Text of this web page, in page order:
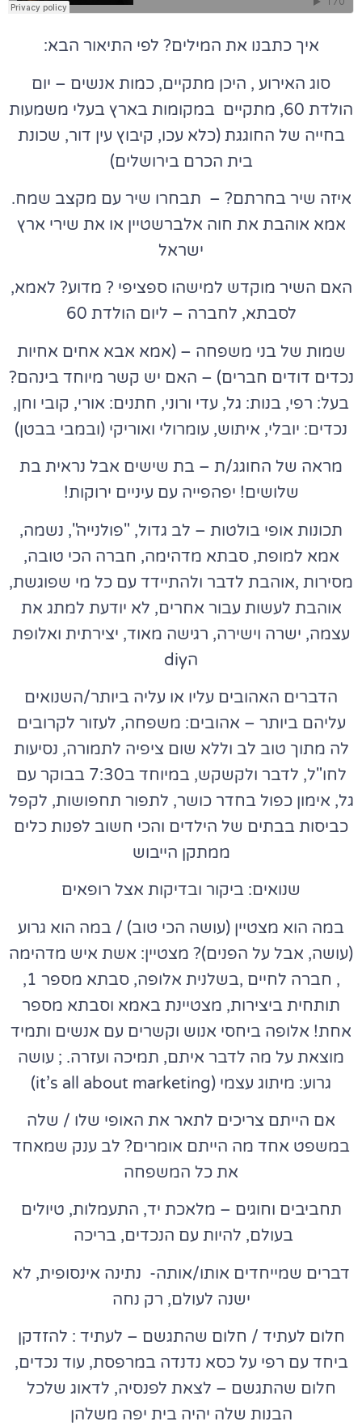
איך כתבנו את המילים? לפי התיאור הבא:
סוג האירוע , היכן מתקיים, כמות אנשים – יום
הולדת 60, מתקיים במקומות בארץ בעלי משמעות
בחייה של החוגגת (כלא עכו, קיבוץ עין דור, שכונת
בית הכרם בירושלים)
איזה שיר בחרתם? – תבחרו שיר עם מקצב שמח.
אמא אוהבת את חוה אלברשטיין או את שירי ארץ
ישראל
האם השיר מוקדש למישהו ספציפי ? מדוע? לאמא,
לסבתא, לחברה – ליום הולדת 60
שמות של בני משפחה – (אמא אבא אחים אחיות
נכדים דודים חברים) – האם יש קשר מיוחד בינהם?
בעל: רפי, בנות: גל, עדי ורוני, חתנים: אורי, קובי וחן,
נכדים: יובלי, איתוש, עומרולי ואוריקי (ובמבי בבטן)
מראה של החוגג/ת – בת שישים אבל נראית בת
שלושים! יפהפייה עם עיניים ירוקות!
תכונות אופי בולטות – לב גדול, "פולנייה", נשמה,
אמא למופת, סבתא מדהימה, חברה הכי טובה,
מסירות ,אוהבת לדבר ולהתיידד עם כל מי שפוגשת,
אוהבת לעשות עבור אחרים, לא יודעת למתג את
עצמה, ישרה וישירה, רגישה מאוד, יצירתית ואלופת
הdiy
הדברים האהובים עליו או עליה ביותר/השנואים
עליהם ביותר – אהובים: משפחה, לעזור לקרובים
לה מתוך טוב לב וללא שום ציפיה לתמורה, נסיעות
לחו"ל, לדבר ולקשקש, במיוחד ב7:30 בבוקר עם
גל, אימון כפול בחדר כושר, לתפור תחפושות, לקפל
כביסות בבתים של הילדים והכי חשוב לפנות כלים
ממתקן הייבוש
שנואים: ביקור ובדיקות אצל רופאים
במה הוא מצטיין (עושה הכי טוב) / במה הוא גרוע
(עושה, אבל על הפנים)? מצטיין: אשת איש מדהימה
, חברה לחיים ,בשלנית אלופה, סבתא מספר 1,
תותחית ביצירות, מצטיינת באמא וסבתא מספר
אחת! אלופה ביחסי אנוש וקשרים עם אנשים ותמיד
מוצאת על מה לדבר איתם, תמיכה ועזרה. ; עושה
גרוע: מיתוג עצמי (it’s all about marketing)
אם הייתם צריכים לתאר את האופי שלו / שלה
במשפט אחד מה הייתם אומרים? לב ענק שמאחד
את כל המשפחה
תחביבים וחוגים – מלאכת יד, התעמלות, טיולים
בעולם, להיות עם הנכדים, בריכה
דברים שמייחדים אותו/אותה- נתינה אינסופית, לא
ישנה לעולם, רק נחה
חלום לעתיד / חלום שהתגשם – לעתיד : להזדקן
ביחד עם רפי על כסא נדנדה במרפסת, עוד נכדים,
חלום שהתגשם – לצאת לפנסיה, לדאוג שלכל
הבנות שלה יהיה בית יפה משלהן